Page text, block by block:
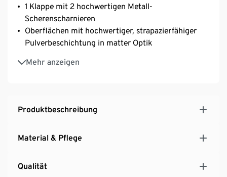
1 Klappe mit 2 hochwertigen Metall-
Scherenscharnieren
Oberflächen mit hochwertiger, strapazierfähiger
Pulverbeschichtung in matter Optik
Mehr anzeigen
Mit verchromtem Metallgestell und Knaufgriffen
Mit verchromtem Bügel an der Seite zum
Stand auch auf unebenen Flächen
Deckelplatte mit hochwertigem, stapazierfähigem
Produktbeschreibung
Material & Pflege
Qualität